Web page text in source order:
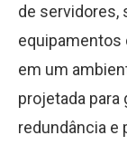
de servidores,
equipamentos
em um
projetada para
redundância e